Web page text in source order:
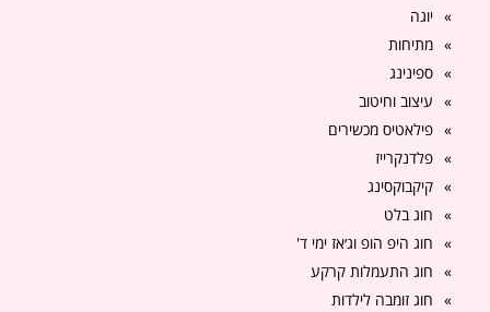
יוגה
מתיחות
ספינינג
עיצוב וחיטוב
פילאטיס מכשירים
פלדנקרייז
קיקבוקסינג
חוג בלט
חוג היפ הופ וג׳אז ימי ד'
חוג התעמלות קרקע
חוג זומבה לילדות